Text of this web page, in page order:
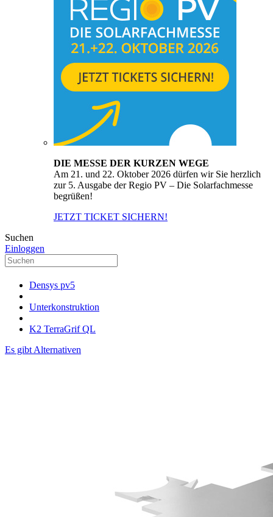
DIE MESSE DER KURZEN WEGE
Am 21. und 22. Oktober 2026 dürfen wir Sie herzlich
zur 5. Ausgabe der Regio PV – Die Solarfachmesse
begrüßen!
JETZT TICKET SICHERN!
Suchen
Einloggen
Densys pv5
Unterkonstruktion
K2 TerraGrif QL
Es gibt Alternativen